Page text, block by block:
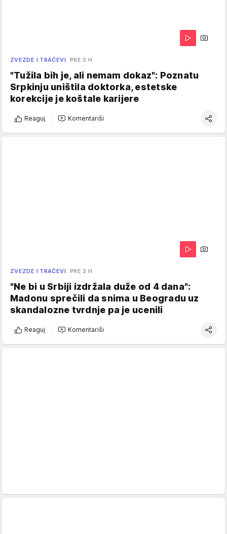
ZVEZDE I TRAČEVI PRE 3 H
"Tužila bih je, ali nemam dokaz": Poznatu
Srpkinju uništila doktorka, estetske
korekcije je koštale karijere
Reaguj Komentariši
ZVEZDE I TRAČEVI PRE 3 H
"Ne bi u Srbiji izdržala duže od 4 dana":
Madonu sprečili da snima u Beogradu uz
skandalozne tvrdnje pa je ucenili
Reaguj Komentariši